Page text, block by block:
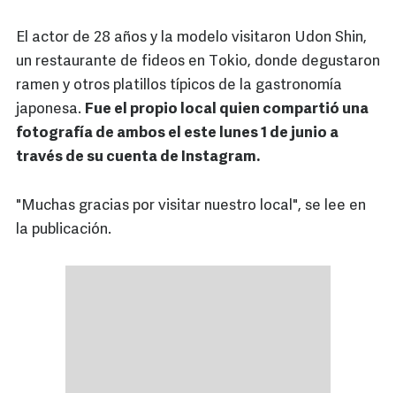
El actor de 28 años y la modelo visitaron Udon Shin,
un restaurante de fideos en Tokio, donde degustaron
ramen y otros platillos típicos de la gastronomía
japonesa. Fue el propio local quien compartió una
fotografía de ambos el este lunes 1 de junio a
través de su cuenta de Instagram.
"Muchas gracias por visitar nuestro local", se lee en
la publicación.